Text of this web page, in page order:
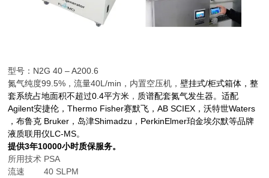
型号：N2G 40 – A200.6
氮气纯度99.5%，流量40L/min，内置空压机，壁挂式/柜式箱体，整
套系统占地面积不超过0.4平方米 ， 质谱配套氮气发生器。适配
Agilent安捷伦，Thermo Fisher赛默飞，AB SCIEX，沃特世Waters
，布鲁克 Bruker，岛津Shimadzu，PerkinElmer珀金埃尔默等品牌
液质联用仪LC-MS。
提供3年10000小时质保服务。
所用技术 PSA
流速 40 SLPM